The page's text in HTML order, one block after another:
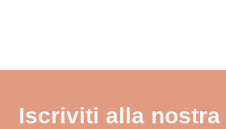
Iscriviti alla nostra